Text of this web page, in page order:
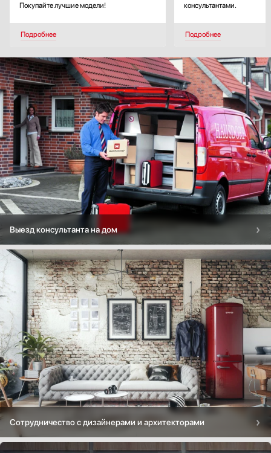
Покупайте лучшие модели!
Подробнее
консультантами.
Подробнее
Выезд консультанта на дом
Сотрудничество с дизайнерами и архитекторами